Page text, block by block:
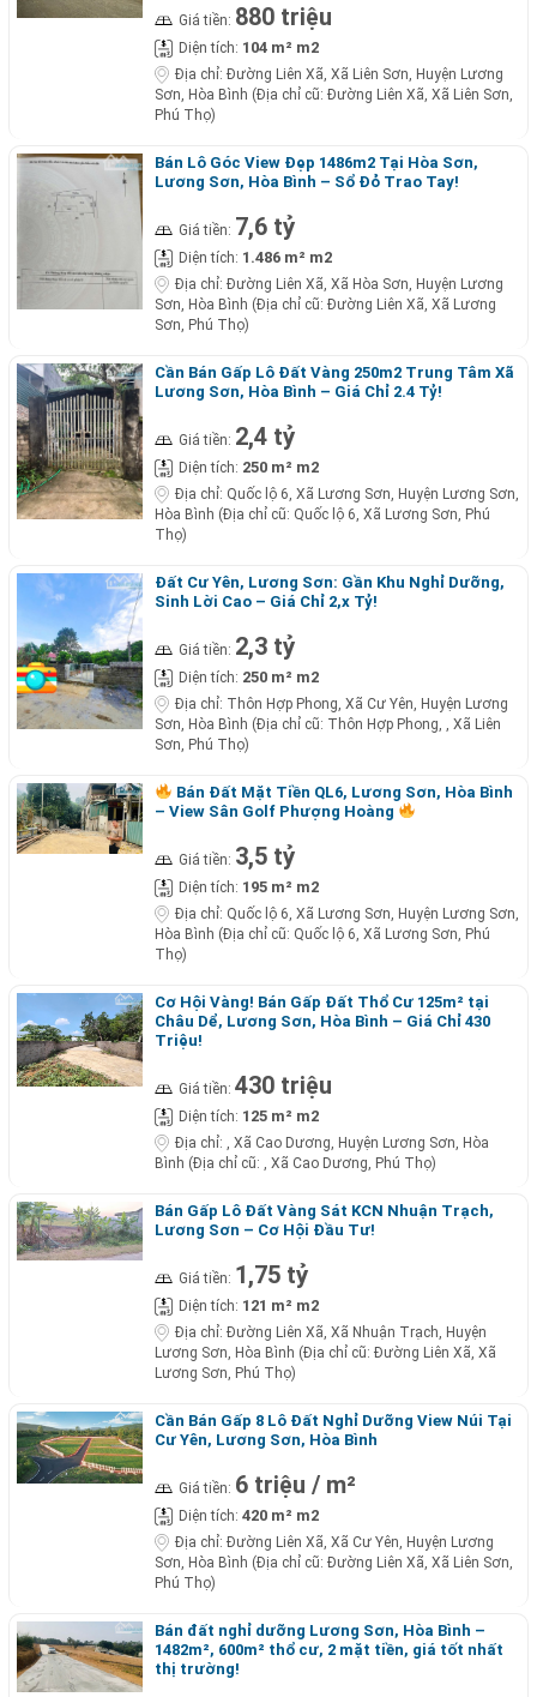
Giá tiền: 880 triệu
Diện tích: 104 m² m2
Địa chỉ: Đường Liên Xã, Xã Liên Sơn, Huyện Lương
Sơn, Hòa Bình (Địa chỉ cũ: Đường Liên Xã, Xã Liên Sơn,
Phú Thọ)
Bán Lô Góc View Đẹp 1486m2 Tại Hòa Sơn,
Lương Sơn, Hòa Bình – Sổ Đỏ Trao Tay!
Giá tiền: 7,6 tỷ
Diện tích: 1.486 m² m2
Địa chỉ: Đường Liên Xã, Xã Hòa Sơn, Huyện Lương
Sơn, Hòa Bình (Địa chỉ cũ: Đường Liên Xã, Xã Lương
Sơn, Phú Thọ)
Cần Bán Gấp Lô Đất Vàng 250m2 Trung Tâm Xã
Lương Sơn, Hòa Bình – Giá Chỉ 2.4 Tỷ!
Giá tiền: 2,4 tỷ
Diện tích: 250 m² m2
Địa chỉ: Quốc lộ 6, Xã Lương Sơn, Huyện Lương Sơn,
Hòa Bình (Địa chỉ cũ: Quốc lộ 6, Xã Lương Sơn, Phú
Thọ)
Đất Cư Yên, Lương Sơn: Gần Khu Nghỉ Dưỡng,
Sinh Lời Cao – Giá Chỉ 2,x Tỷ!
Giá tiền: 2,3 tỷ
Diện tích: 250 m² m2
Địa chỉ: Thôn Hợp Phong, Xã Cư Yên, Huyện Lương
Sơn, Hòa Bình (Địa chỉ cũ: Thôn Hợp Phong, , Xã Liên
Sơn, Phú Thọ)
Bán Đất Mặt Tiền QL6, Lương Sơn, Hòa Bình
– View Sân Golf Phượng Hoàng
Giá tiền: 3,5 tỷ
Diện tích: 195 m² m2
Địa chỉ: Quốc lộ 6, Xã Lương Sơn, Huyện Lương Sơn,
Hòa Bình (Địa chỉ cũ: Quốc lộ 6, Xã Lương Sơn, Phú
Thọ)
Cơ Hội Vàng! Bán Gấp Đất Thổ Cư 125m² tại
Châu Dể, Lương Sơn, Hòa Bình – Giá Chỉ 430
Triệu!
Giá tiền: 430 triệu
Diện tích: 125 m² m2
Địa chỉ:
, Xã Cao Dương, Huyện Lương Sơn, Hòa
Bình (Địa chỉ cũ: , Xã Cao Dương, Phú Thọ)
Bán Gấp Lô Đất Vàng Sát KCN Nhuận Trạch,
Lương Sơn – Cơ Hội Đầu Tư!
Giá tiền: 1,75 tỷ
Diện tích: 121 m² m2
Địa chỉ: Đường Liên Xã, Xã Nhuận Trạch, Huyện
Lương Sơn, Hòa Bình (Địa chỉ cũ: Đường Liên Xã, Xã
Lương Sơn, Phú Thọ)
Cần Bán Gấp 8 Lô Đất Nghỉ Dưỡng View Núi Tại
Cư Yên, Lương Sơn, Hòa Bình
Giá tiền: 6 triệu / m²
Diện tích: 420 m² m2
Địa chỉ: Đường Liên Xã, Xã Cư Yên, Huyện Lương
Sơn, Hòa Bình (Địa chỉ cũ: Đường Liên Xã, Xã Liên Sơn,
Phú Thọ)
Bán đất nghỉ dưỡng Lương Sơn, Hòa Bình –
1482m², 600m² thổ cư, 2 mặt tiền, giá tốt nhất
thị trường!